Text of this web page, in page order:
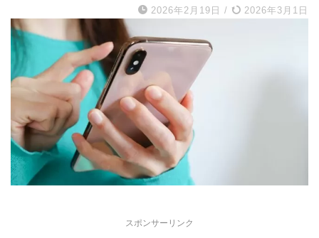
2026年2月19日 / 2026年3月1日
スポンサーリンク